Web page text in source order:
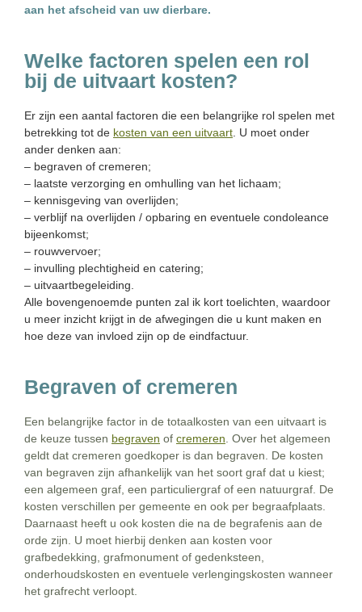
aan het afscheid van uw dierbare.
Welke factoren spelen een rol
bij de uitvaart kosten?
Er zijn een aantal factoren die een belangrijke rol spelen met
betrekking tot de kosten van een uitvaart . U moet onder
ander denken aan:
– begraven of cremeren;
– laatste verzorging en omhulling van het lichaam;
– kennisgeving van overlijden;
– verblijf na overlijden / opbaring en eventuele condoleance
bijeenkomst;
– rouwvervoer;
– invulling plechtigheid en catering;
– uitvaartbegeleiding.
Alle bovengenoemde punten zal ik kort toelichten, waardoor
u meer inzicht krijgt in de afwegingen die u kunt maken en
hoe deze van invloed zijn op de eindfactuur.
Begraven of cremeren
Een belangrijke factor in de totaalkosten van een uitvaart is
de keuze tussen begraven of cremeren . Over het algemeen
geldt dat cremeren goedkoper is dan begraven. De kosten
van begraven zijn afhankelijk van het soort graf dat u kiest;
een algemeen graf, een particuliergraf of een natuurgraf. De
kosten verschillen per gemeente en ook per begraafplaats.
Daarnaast heeft u ook kosten die na de begrafenis aan de
orde zijn. U moet hierbij denken aan kosten voor
grafbedekking, grafmonument of gedenksteen,
onderhoudskosten en eventuele verlengingskosten wanneer
het grafrecht verloopt.